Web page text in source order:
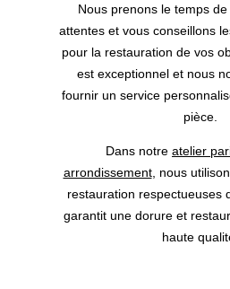
Nous prenons le temps
attentes et vous conseillons
pour la restauration de vos
est exceptionnel et nous
fournir un service
pièce.
Dans notre atelier
arrondissement, nous
restauration respectueuses
garantit une dorure et
haute